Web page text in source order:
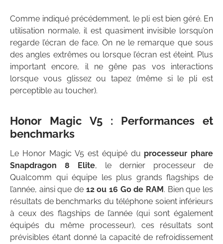
Comme indiqué précédemment, le pli est bien géré. En
utilisation normale, il est quasiment invisible lorsqu’on
regarde l’écran de face. On ne le remarque que sous
des angles extrêmes ou lorsque l’écran est éteint. Plus
important encore, il ne gêne pas vos interactions
lorsque vous glissez ou tapez (même si le pli est
perceptible au toucher).
Honor Magic V5 : Performances et
benchmarks
Le Honor Magic V5 est équipé du processeur phare
Snapdragon 8 Elite, le dernier processeur de
Qualcomm qui équipe les plus grands flagships de
l’année, ainsi que de 12 ou 16 Go de RAM . Bien que les
résultats de benchmarks du téléphone soient inférieurs
à ceux des flagships de l’année (qui sont également
équipés du même processeur), ces résultats sont
prévisibles étant donné la capacité de refroidissement